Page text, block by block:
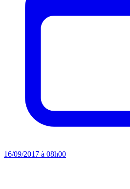
16/09/2017 à 08h00